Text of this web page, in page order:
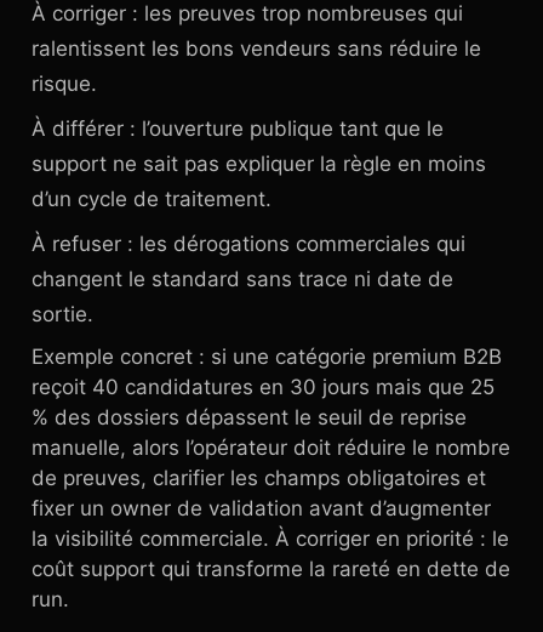
À corriger : les preuves trop nombreuses qui
ralentissent les bons vendeurs sans réduire le
risque.
À différer : l’ouverture publique tant que le
support ne sait pas expliquer la règle en moins
d’un cycle de traitement.
À refuser : les dérogations commerciales qui
changent le standard sans trace ni date de
sortie.
Exemple concret : si une catégorie premium B2B
reçoit 40 candidatures en 30 jours mais que 25
% des dossiers dépassent le seuil de reprise
manuelle, alors l’opérateur doit réduire le nombre
de preuves, clarifier les champs obligatoires et
fixer un owner de validation avant d’augmenter
la visibilité commerciale. À corriger en priorité : le
coût support qui transforme la rareté en dette de
run.